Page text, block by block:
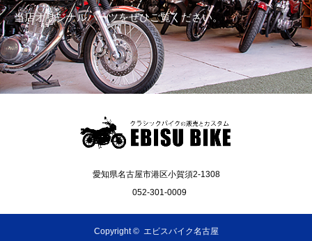
当店オリジナルパーツをぜひご覧ください。
愛知県名古屋市港区小賀須2-1308
052-301-0009
Copyright © エビスバイク名古屋